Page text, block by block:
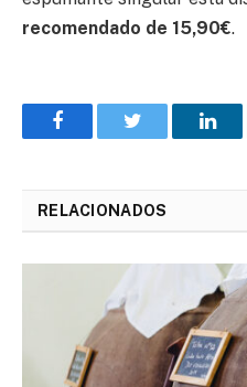
recomendado de 15,90€.
FacebookTwitter
O
RELACIONADOS